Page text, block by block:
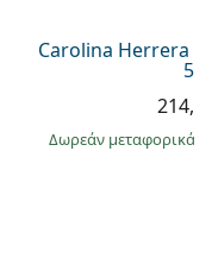
Carolina Herrera
55
Δωρεάν μεταφορικά